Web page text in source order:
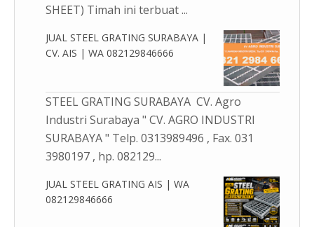
SHEET) Timah ini terbuat ...
JUAL STEEL GRATING SURABAYA |
CV. AIS | WA 082129846666
STEEL GRATING SURABAYA CV. Agro
Industri Surabaya " CV. AGRO INDUSTRI
SURABAYA " Telp. 0313989496 , Fax. 031
3980197 , hp. 082129...
JUAL STEEL GRATING AIS | WA
082129846666